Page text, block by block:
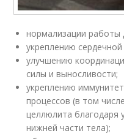
нормализации работы
укреплению
улучшению
силы и выносливости;
укреплению
процессов (в том
целлюлита благодаря
нижней части тела);